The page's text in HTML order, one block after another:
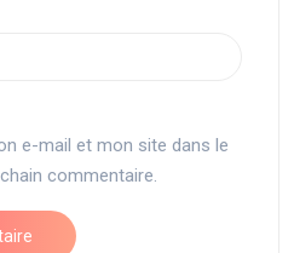
e-mail et mon site dans le
commentaire.